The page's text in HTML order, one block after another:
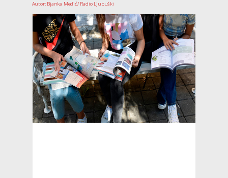
Autor: Bjanka Medić/ Radio Ljubuški